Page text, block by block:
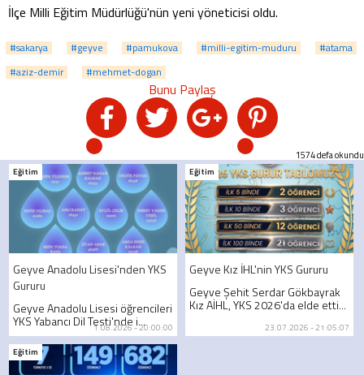
İlçe Milli Eğitim Müdürlüğü'nün yeni yöneticisi oldu.
#sakarya #geyve #pamukova #milli-egitim-muduru
#atama
#aziz-demir
#mehmet-dogan
1574 defa okundu
Geyve Anadolu Lisesi'nden YKS
Gururu
Geyve Anadolu Lisesi öğrencileri
YKS Yabancı Dil Testi'nde i...
Eğitim
1.08.2026 - 20:00:00
Geyve Kız İHL'nin YKS Gururu
Geyve Şehit Serdar Gökbayrak
Kız AİHL, YKS 2026'da elde etti...
Eğitim
23.07.2026 - 21:05:07
Eğitim